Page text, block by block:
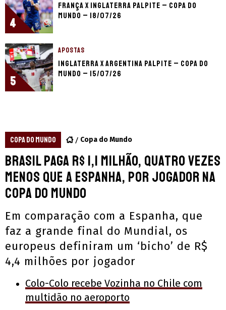
4
França x Inglaterra palpite – Copa do
Mundo – 18/07/26
5
APOSTAS
Inglaterra x Argentina palpite – Copa do
Mundo – 15/07/26
COPA DO MUNDO Copa do Mundo
Brasil paga R$ 1,1 milhão, quatro vezes
menos que a Espanha, por jogador na
Copa do Mundo
Em comparação com a Espanha, que
faz a grande final do Mundial, os
europeus definiram um ‘bicho’ de R$
4,4 milhões por jogador
Colo-Colo recebe Vozinha no Chile com
multidão no aeroporto